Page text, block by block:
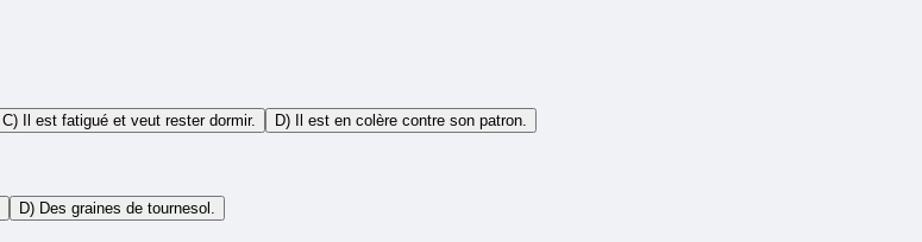
C) Il est fatigué et veut rester dormir. D) Il est en colère contre son patron.
D) Des graines de tournesol.